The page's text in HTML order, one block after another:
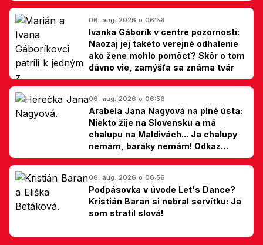
06. aug. 2026 o 06:56
Ivanka Gáborík v centre pozornosti:
Naozaj jej takéto verejné odhalenie
ako žene mohlo pomôcť? Skôr o tom
dávno vie, zamýšľa sa známa tvár
06. aug. 2026 o 06:56
Arabela Jana Nagyová na plné ústa:
Niekto žije na Slovensku a má
chalupu na Maldivách... Ja chalupy
nemám, baráky nemám! Odkaz
Slovákom
06. aug. 2026 o 06:56
Podpásovka v úvode Let's Dance?
Kristián Baran si nebral servítku: Ja
som stratil slová!